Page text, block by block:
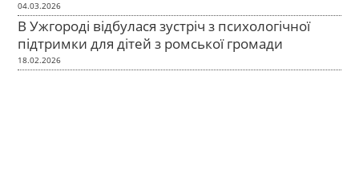
04.03.2026
В Ужгороді відбулася зустріч з психологічної
підтримки для дітей з ромської громади
18.02.2026